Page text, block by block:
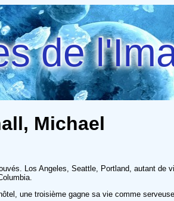
de
Michael
Los Angeles, Seattle, Portland, autant
une troisième gagne sa vie comme